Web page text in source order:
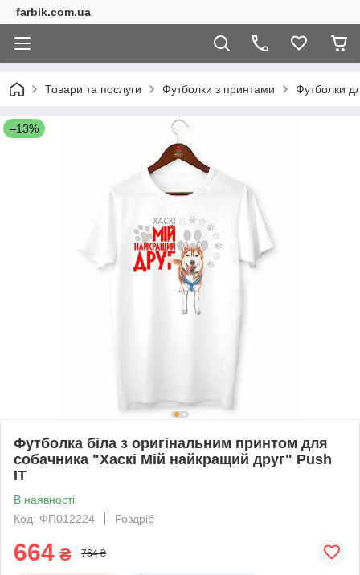
farbik.com.ua
Товари та послуги Футболки з принтами Футболки
–13%
Футболка біла з оригінальним принтом для
собачника "Хаскі Мій найкращий друг" Push
IT
В наявності
Код: ФП012224
Роздріб
664 ₴ 764 ₴